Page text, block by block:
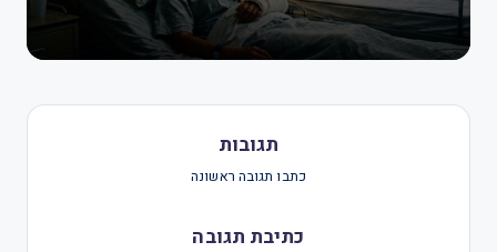
תגובות
כתבו תגובה ראשונה
כתיבת תגובה